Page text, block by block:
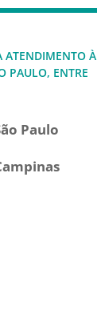
ATENDIMENTO À
PAULO, ENTRE
Paulo